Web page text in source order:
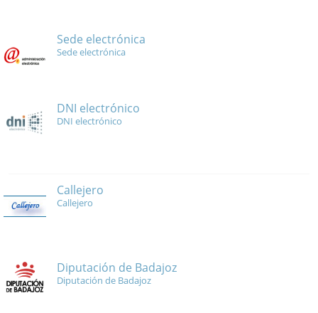
Sede electrónica
Sede electrónica
DNI electrónico
DNI electrónico
Callejero
Callejero
Diputación de Badajoz
Diputación de Badajoz